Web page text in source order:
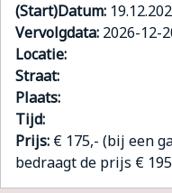
(Start)Datum:
Vervolgdata: 2026-12-
Locatie:
Straat:
Plaats:
Tijd:
Prijs: € 175,- (bij een
bedraagt de prijs €